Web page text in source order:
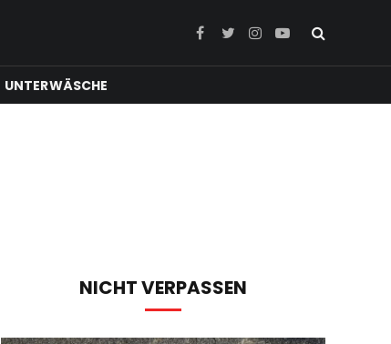
Facebook
TwitterInstagram
YouTube
UNTERWÄSCHE
NICHT VERPASSEN